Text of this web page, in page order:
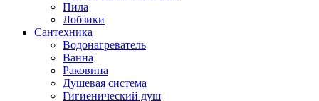
Пила
Лобзики
Сантехника
Водонагреватель
Ванна
Раковина
Душевая система
Гигиенический душ